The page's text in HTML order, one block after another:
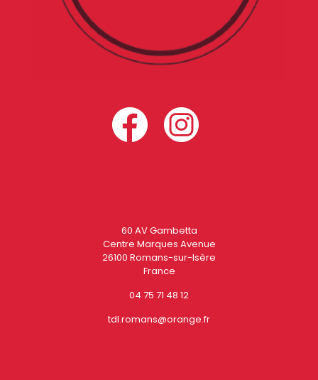
60 AV Gambetta
Centre Marques Avenue
26100 Romans-sur-Isère
France
04 75 71 48 12
tdl.romans@orange.fr